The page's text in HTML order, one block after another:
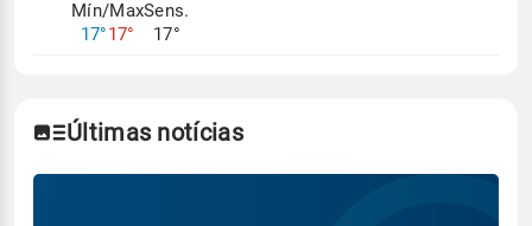
Mín/Max
17°17°
Sens.
17°
Últimas notícias